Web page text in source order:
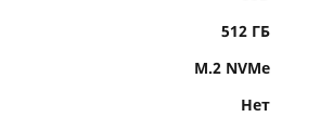
512 ГБ
M.2 NVMe
Нет